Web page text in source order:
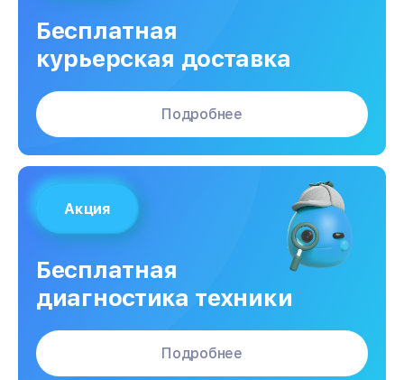
Бесплатная
курьерская доставка
Подробнее
Акция
Бесплатная
диагностика техники
Подробнее